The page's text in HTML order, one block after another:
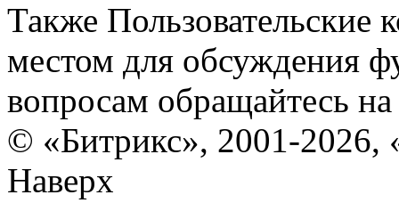
Также Пользовательские
местом для обсуждения
вопросам обращайтесь
© «Битрикс», 2001-2026,
Наверх